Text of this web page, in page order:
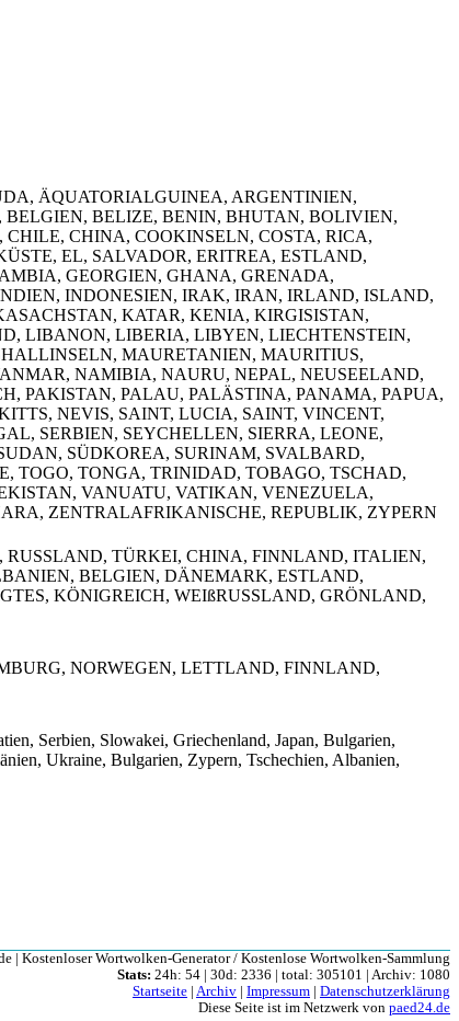
ÄQUATORIALGUINEA, ARGENTINIEN,
BELIZE, BENIN, BHUTAN, BOLIVIEN,
CHINA, COOKINSELN, COSTA, RICA,
EL, SALVADOR, ERITREA, ESTLAND,
GEORGIEN, GHANA, GRENADA,
INDONESIEN, IRAK, IRAN, IRLAND, ISLAND,
KATAR, KENIA, KIRGISISTAN,
LIBANON, LIBERIA, LIBYEN, LIECHTENSTEIN,
MAURETANIEN, MAURITIUS,
NAMIBIA, NAURU, NEPAL, NEUSEELAND,
PAKISTAN, PALAU, PALÄSTINA, PANAMA, PAPUA,
NEVIS, SAINT, LUCIA, SAINT, VINCENT,
SERBIEN, SEYCHELLEN, SIERRA, LEONE,
SÜDKOREA, SURINAM, SVALBARD,
TOGO, TONGA, TRINIDAD, TOBAGO, TSCHAD,
VANUATU, VATIKAN, VENEZUELA,
ZENTRALAFRIKANISCHE, REPUBLIK, ZYPERN
RUSSLAND, TÜRKEI, CHINA, FINNLAND, ITALIEN,
BELGIEN, DÄNEMARK, ESTLAND,
KÖNIGREICH, WEIßRUSSLAND, GRÖNLAND,
NORWEGEN, LETTLAND, FINNLAND,
Serbien, Slowakei, Griechenland, Japan, Bulgarien,
Ukraine, Bulgarien, Zypern, Tschechien, Albanien,
| Kostenloser Wortwolken-Generator / Kostenlose Wortwolken-Sammlung
Stats: 24h: 54 | 30d: 2336 | total: 305101 | Archiv: 1080
Startseite Archiv Impressum
Datenschutzerklärung
Diese Seite ist im Netzwerk von paed24.de